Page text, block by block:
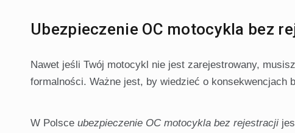
Ubezpieczenie OC motocykla bez
Nawet jeśli Twój motocykl nie jest zarejestrowany,
formalności. Ważne jest, by wiedzieć o konsekwencjach
W Polsce ubezpieczenie OC motocykla bez rejestracji